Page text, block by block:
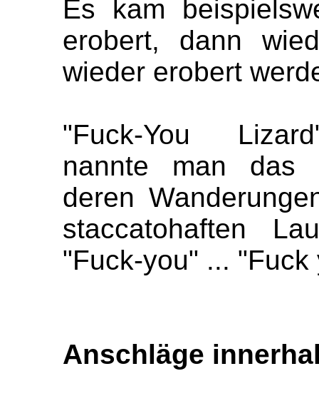
Es kam
erobert, dann
wieder erobert
"Fuck-You
nannte man das
deren
staccatohaften
"Fuck-you" ...
Anschläge